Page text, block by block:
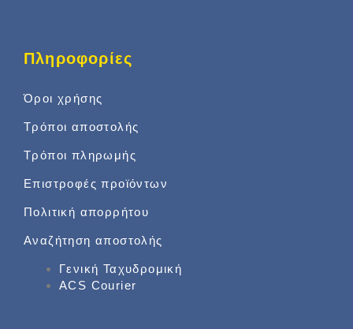
Πληροφορίες
Όροι χρήσης
Τρόποι αποστολής
Τρόποι πληρωμής
Επιστροφές προϊόντων
Πολιτική απορρήτου
Αναζήτηση αποστολής
Γενική Ταχυδρομική
ACS Courier